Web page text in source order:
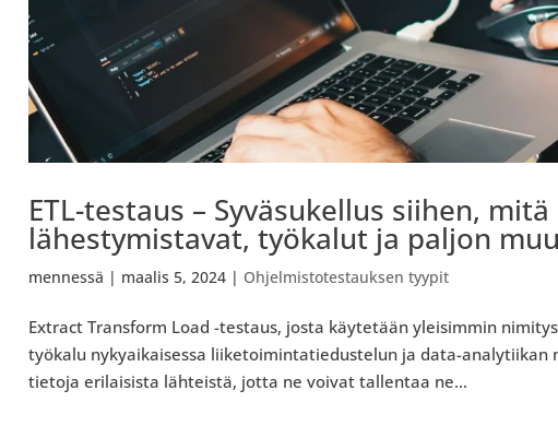
ETL-testaus – Syväsukellus siihen,
lähestymistavat, työkalut ja paljon
mennessä | maalis 5, 2024 | Ohjelmistotestauksen tyypit
Extract Transform Load -testaus, josta käytetään yleisimmin
työkalu nykyaikaisessa liiketoimintatiedustelun ja data-analytiikan
tietoja erilaisista lähteistä, jotta ne voivat tallentaa ne...